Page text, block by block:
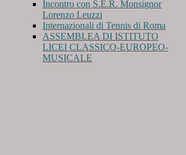
Incontro con S.E.R. Monsignor
Lorenzo Leuzzi
Internazionali di Tennis di Roma
ASSEMBLEA DI ISTITUTO
LICEI CLASSICO-EUROPEO-
MUSICALE